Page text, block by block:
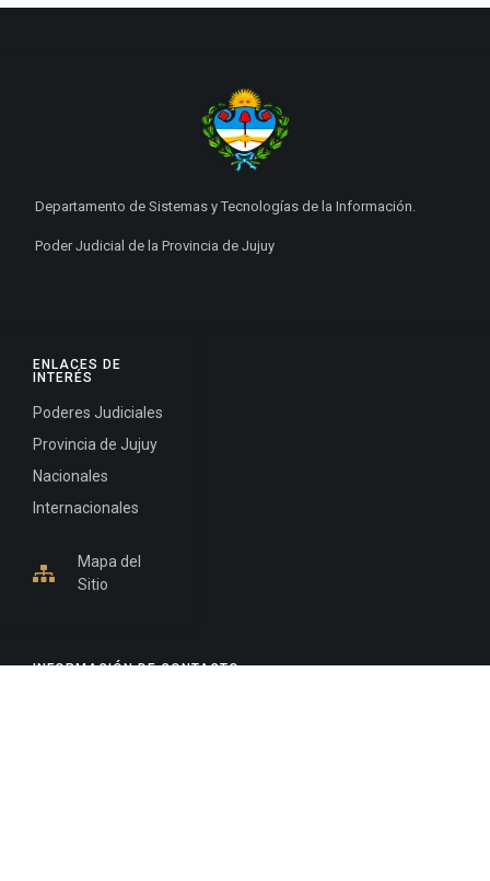
INFORMACIÓN DE CONTACTO
ENLACES DE
INTERÉS
Poderes Judiciales
Provincia de Jujuy
Nacionales
Internacionales
Mapa del
Sitio
Departamento de Sistemas y Tecnologías de la Información.
Poder Judicial de la Provincia de Jujuy